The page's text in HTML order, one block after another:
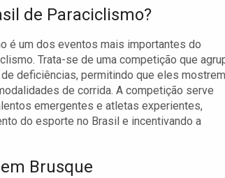
de Paraciclismo?
é um dos eventos mais importantes do
Trata-se de uma competição que
deficiências, permitindo que eles mostrem
de corrida. A competição serve
emergentes e atletas experientes,
do esporte no Brasil e incentivando a
Brusque